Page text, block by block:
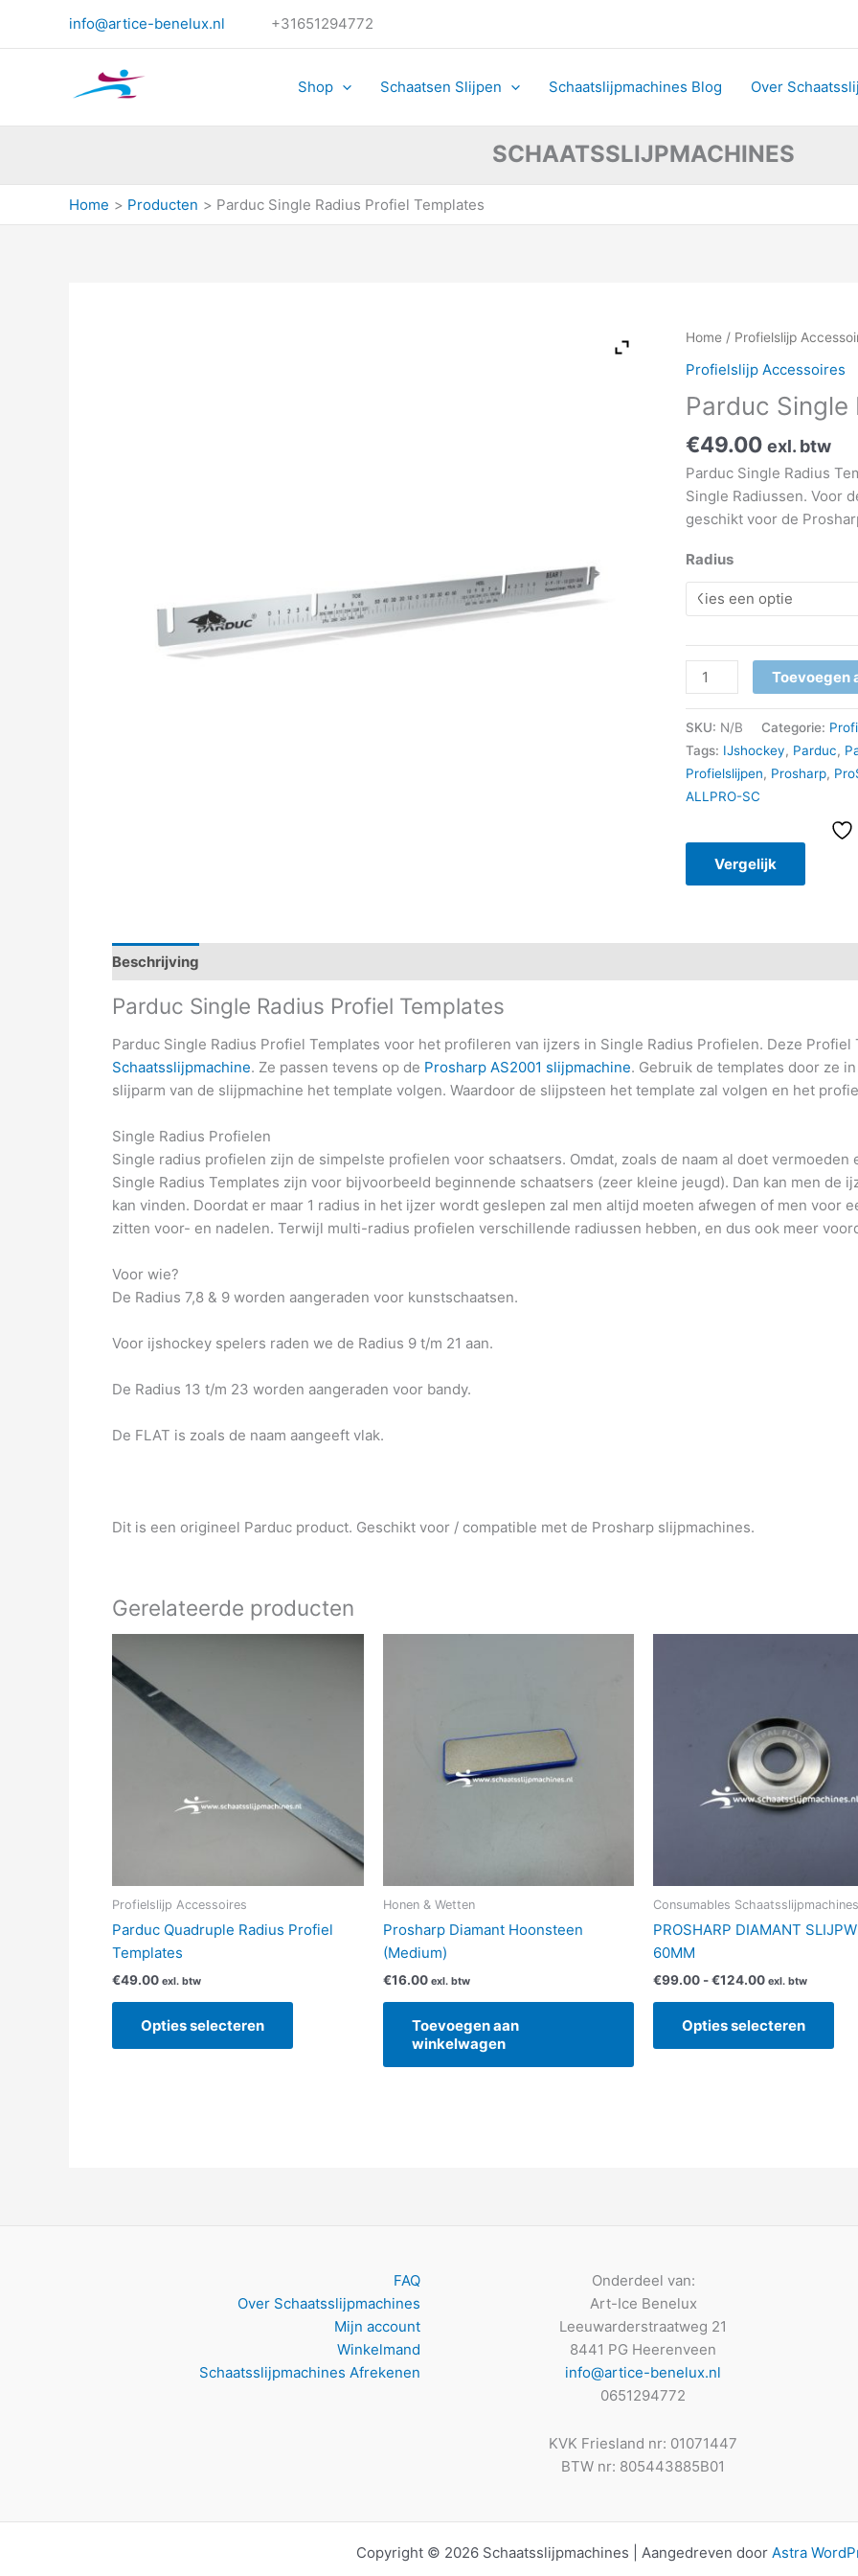
info@artice-benelux.nl +31651294772
Shop Schaatsen Slijpen Schaatslijpmachines Blog Over
SCHAATSSLIJPMACHINES
Home Producten Parduc Single Radius Profiel Templates
Home / Profielslijp
Profielslijp Accessoires
Parduc Single
€49.00 exl. btw
Parduc Single Radius
Single Radiussen. Voor
geschikt voor de
Radius
Parduc
Single
Radius
Profiel
aantal
Toevoegen
SKU: N/B Categorie:
Tags: IJshockey, Parduc,
Profielslijpen, Prosharp,
ALLPRO-SC
Vergelijk
Beschrijving
Parduc Single Radius Profiel Templates
Parduc Single Radius Profiel Templates voor het profileren van ijzers in Single Radius Profielen. Deze Profiel
Schaatsslijpmachine. Ze passen tevens op de Prosharp AS2001 slijpmachine. Gebruik de templates door ze
slijparm van de slijpmachine het template volgen. Waardoor de slijpsteen het template zal volgen en het
Single Radius Profielen
Single radius profielen zijn de simpelste profielen voor schaatsers. Omdat, zoals de naam al doet
Single Radius Templates zijn voor bijvoorbeeld beginnende schaatsers (zeer kleine jeugd). Dan kan men de
kan vinden. Doordat er maar 1 radius in het ijzer wordt geslepen zal men altijd moeten afwegen of men voor
zitten voor- en nadelen. Terwijl multi-radius profielen verschillende radiussen hebben, en dus ook meer
Voor wie?
De Radius 7,8 & 9 worden aangeraden voor kunstschaatsen.
Voor ijshockey spelers raden we de Radius 9 t/m 21 aan.
De Radius 13 t/m 23 worden aangeraden voor bandy.
De FLAT is zoals de naam aangeeft vlak.
Dit is een origineel Parduc product. Geschikt voor / compatible met de Prosharp slijpmachines.
Gerelateerde producten
Profielslijp Accessoires
Parduc Quadruple Radius Profiel
Templates
€49.00 exl. btw
Opties selecteren
kan
gekozen
worden
productpagina
Honen & Wetten
Prosharp Diamant Hoonsteen
(Medium)
€16.00 exl. btw
Toevoegen aan
winkelwagen
Consumables Schaatsslijpmachines
PROSHARP DIAMANT
60MM
€99.00 -€124.00 exl. btw
Opties selecteren
kan
de
FAQ
Over Schaatsslijpmachines
Mijn account
Winkelmand
Schaatsslijpmachines Afrekenen
Onderdeel van:
Art-Ice Benelux
Leeuwarderstraatweg 21
8441 PG Heerenveen
info@artice-benelux.nl
0651294772
KVK Friesland nr: 01071447
BTW nr: 805443885B01
Copyright © 2026 Schaatsslijpmachines | Aangedreven door Astra